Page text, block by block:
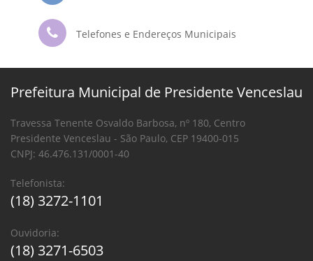
Telefones e Endereços Municipais
Prefeitura Municipal de Presidente Venceslau
Travessa Tenente Osvaldo Barbosa, nº 180, Centro
Presidente Venceslau - São Paulo, CEP 19400-015
CNPJ: 46.476.131/0001-40
Telefonista:
(18) 3272-1101
Ouvidoria:
(18) 3271-6503